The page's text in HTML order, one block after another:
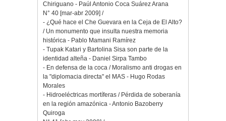
Chiriguano - Paúl Antonio Coca Suárez Arana
N° 40 [mar-abr 2009] /
- ¿Qué hace el Che Guevara en la Ceja de El Alto?
/ Un monumento que insulta nuestra memoria
histórica - Pablo Mamani Ramírez
- Tupak Katari y Bartolina Sisa son parte de la
identidad alteña - Daniel Sirpa Tambo
- En defensa de la coca / Moralismo anti drogas en
la "diplomacia directa" el MAS - Hugo Rodas
Morales
- Hidroeléctricas mortíferas / Pérdida de soberanía
en la región amazónica - Antonio Bazoberry
Quiroga